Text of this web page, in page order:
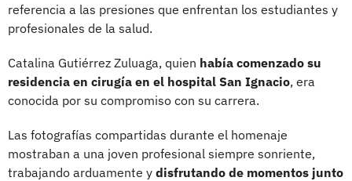
referencia a las presiones que enfrentan los estudiantes y
profesionales de la salud.
Catalina Gutiérrez Zuluaga, quien había comenzado su
residencia en cirugía en el hospital San Ignacio, era
conocida por su compromiso con su carrera.
Las fotografías compartidas durante el homenaje
mostraban a una joven profesional siempre sonriente,
trabajando arduamente y disfrutando de momentos junto